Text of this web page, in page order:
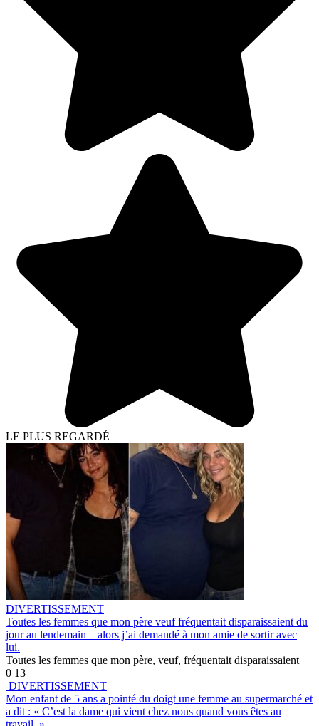
LE PLUS REGARDÉ
DIVERTISSEMENT
Toutes les femmes que mon père veuf fréquentait disparaissaient du
jour au lendemain – alors j’ai demandé à mon amie de sortir avec
lui.
Toutes les femmes que mon père, veuf, fréquentait disparaissaient
0 13
DIVERTISSEMENT
Mon enfant de 5 ans a pointé du doigt une femme au supermarché et
a dit : « C’est la dame qui vient chez nous quand vous êtes au